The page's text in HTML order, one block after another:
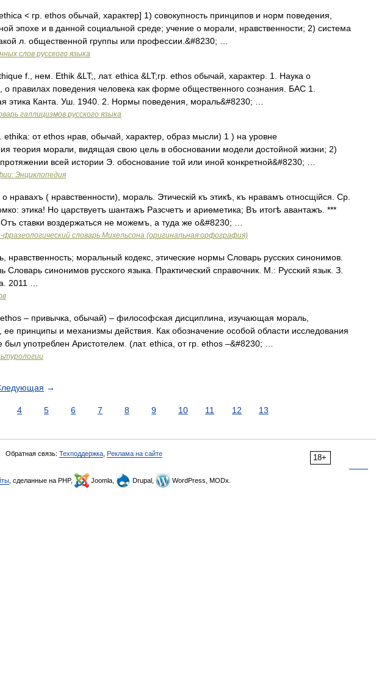
< гр. ethos обычай, характер] 1) совокупность принципов и норм поведения,
эпохе и в данной социальной среде; учение о морали, нравственности; 2) система
л. общественной группы или профессии.&#8230; …
слов русского языка
f., нем. Ethik &LT;, лат. ethica &LT;гр. ethos обычай, характер. 1. Наука о
о правилах поведения человека как форме общественного сознания. БАС 1.
этика Канта. Уш. 1940. 2. Нормы поведения, мораль&#8230; …
галлицизмов русского языка
ethika: от ethos нрав, обычай, характер, образ мысли) 1 ) на уровне
теория морали, видящая свою цель в обосновании модели достойной жизни; 2)
всей истории Э. обоснование той или иной конкретной&#8230; …
Энциклопедия
нравахъ ( нравственности), мораль. Этическій къ этикѣ, къ нравамъ относщійся. Ср.
этика! Но царствуетъ шантажъ Разсчетъ и ариѳметика; Въ итогѣ авантажъ. ***
ставки воздержаться не можемъ, а туда же о&#8230; …
словарь Михельсона (оригинальная орфография)
нравственность; моральный кодекс, этические нормы Словарь русских синонимов.
Словарь синонимов русского языка. Практический справочник. М.: Русский язык. З.
2011 …
– привычка, обычай) – философская дисциплина, изучающая мораль,
ее принципы и механизмы действия. Как обозначение особой области исследования
употреблен Аристотелем. (лат. ethica, от гр. ethos –&#8230; …
→
4 5 6 7 8 9 10 11 12 13
18+
Обратная связь: Техподдержка Реклама на сайте
, сделанные на PHP, Joomla, Drupal, WordPress, MODx.